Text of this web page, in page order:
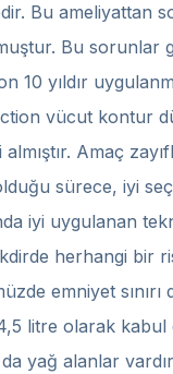
Bu ameliyattan
Bu sorunlar
10 yıldır
vücut kontur
Amaç
sürece, iyi
iyi uygulanan
takdirde herhangi bir
emniyet sınırı
litre olarak kabul
yağ alanlar